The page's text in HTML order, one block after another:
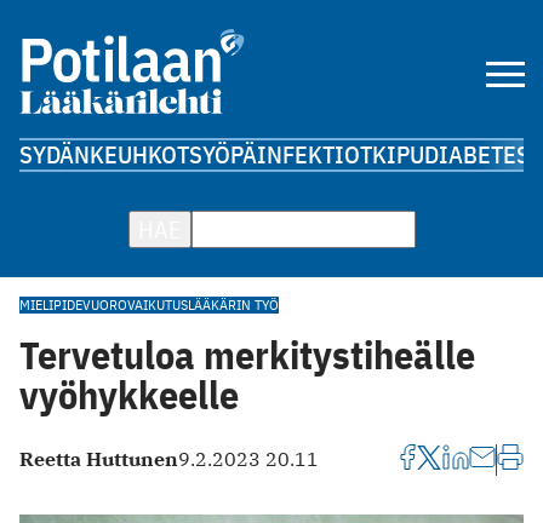
SYDÄNKEUHKOTSYÖPÄINFEKTIOTKIPUDIABETES
MIELIPIDEVUOROVAIKUTUSLÄÄKÄRIN TYÖ
Tervetuloa merkitystiheälle
vyöhykkeelle
Reetta Huttunen9.2.2023 20.11